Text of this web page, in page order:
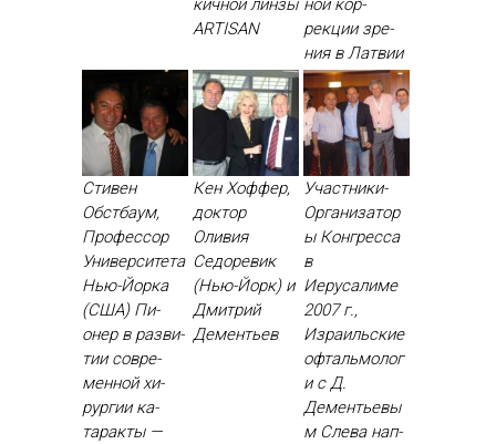
кич­ной лин­зы
ARTISAN
ной кор­
рекции зре­
ния в Лат­вии
Стивен
Обстбаум,
Профессор
Университета
Нью-Йорка
(США) Пи­
онер в раз­ви­
тии сов­ре­
мен­ной хи­
рур­гии ка­
тарак­ты —
Кен Хоффер,
доктор
Оливия
Седоревик
(Нью-Йорк) и
Дмитрий
Дементьев
Участники-
Организатор
ы Конгресса
в
Иерусалиме
2007 г.,
Израильские
офтальмолог
и с Д.
Дементьевы
м Сле­ва нап­